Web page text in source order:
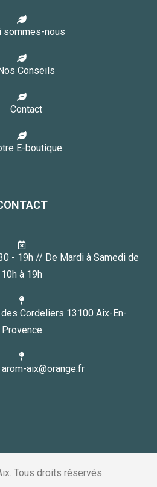
sommes-nous
Conseils
Contact
E-boutique
- 19h // De Mardi à Samedi de
10h à 19h
Cordeliers 13100 Aix-En-
Provence
arom-aix@orange.fr
Tous droits réservés.